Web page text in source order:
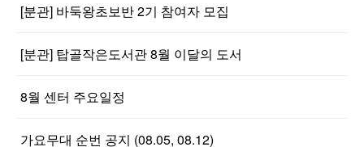
[분관] 바둑왕초보반 2기 참여자 모집
[분관] 탑골작은도서관 8월 이달의 도서
8월 센터 주요일정
가요무대 순번 공지 (08.05, 08.12)